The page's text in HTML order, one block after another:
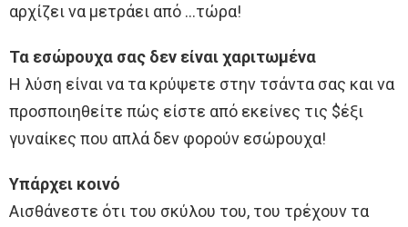
αρχίζει να μετράει από …τώρα!
Τα εσώpουχα σας δεν είναι χαριτωμένα
Η λύση είναι να τα κρύψετε στην τσάντα σας και να
προσποιηθείτε πώς είστε από εκείνες τις $έξι
γυναίκες που απλά δεν φορούν εσώpουχα!
Υπάρχει κοινό
Αισθάνεστε ότι του σκύλου του, του τρέχουν τα